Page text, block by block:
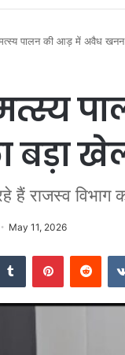
पालन की आड़ में अवैध
बड़ा
हैं राजस्व
May 11, 2026
Tumblr Pinterest